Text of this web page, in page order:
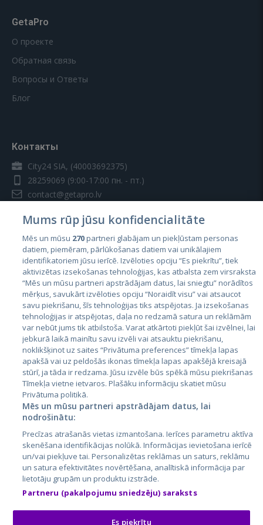
GetaPro
О проекте
Обратная связь
Вопросы и Ответы
Блог
Контакты
City24 SIA, (40003692375)
28259069 (9:00-17:00 пн. - пт.)
contact@getapro.lv
Страны
Эстония
Латвия
Литва
City24.lv
City24.ee
GetaPro.lv
GetaPro.ee
Skelbiu.lt
Autoplius.lt
Aruodas.lt
CVbankas.lt
Kainos.lt
Paslaugos.lt
auto24.ee
Osta.ee
KuldneBörs.ee
Mums rūp jūsu konfidencialitāte
Mēs un mūsu 270partneri glabājam un piekļūstam personas
datiem, piemēram, pārlūkošanas datiem vai unikālajiem
identifikatoriem jūsu ierīcē. Izvēloties opciju “Es piekrītu”, tiek
aktivizētas izsekošanas tehnoloģijas, kas atbalsta zem virsraksta
“Mēs un mūsu partneri apstrādājam datus, lai sniegtu” norādītos
mērķus, savukārt izvēloties opciju “Noraidīt visu” vai atsaucot
savu piekrišanu, šīs tehnoloģijas tiks atspējotas. Ja izsekošanas
tehnoloģijas ir atspējotas, daļa no redzamā satura un reklāmām
var nebūt jums tik atbilstoša. Varat atkārtoti piekļūt šai izvēlnei, lai
jebkurā laikā mainītu savu izvēli vai atsauktu piekrišanu,
noklikšķinot uz saites “Privātuma preferences” tīmekļa lapas
apakšā vai uz peldošās ikonas tīmekļa lapas apakšējā kreisajā
stūrī, ja tāda ir redzama. Jūsu izvēle būs spēkā mūsu piekrišanas
Tīmekļa vietne ietvaros. Plašāku informāciju skatiet mūsu
Privātuma politikā.
Mēs un mūsu partneri apstrādājam datus, lai
nodrošinātu:
Precīzas atrašanās vietas izmantošana. Ierīces parametru aktīva
skenēšana identifikācijas nolūkā. Informācijas ievietošana ierīcē
un/vai piekļuve tai. Personalizētas reklāmas un saturs, reklāmu
un satura efektivitātes novērtēšana, analītiskā informācija par
lietotāju grupām un produktu izstrāde.
Partneru (pakalpojumu sniedzēju) saraksts
Es piekrītu